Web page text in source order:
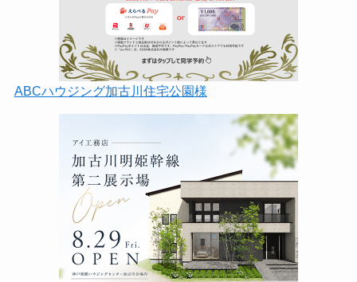
ABCハウジング加古川住宅公園様